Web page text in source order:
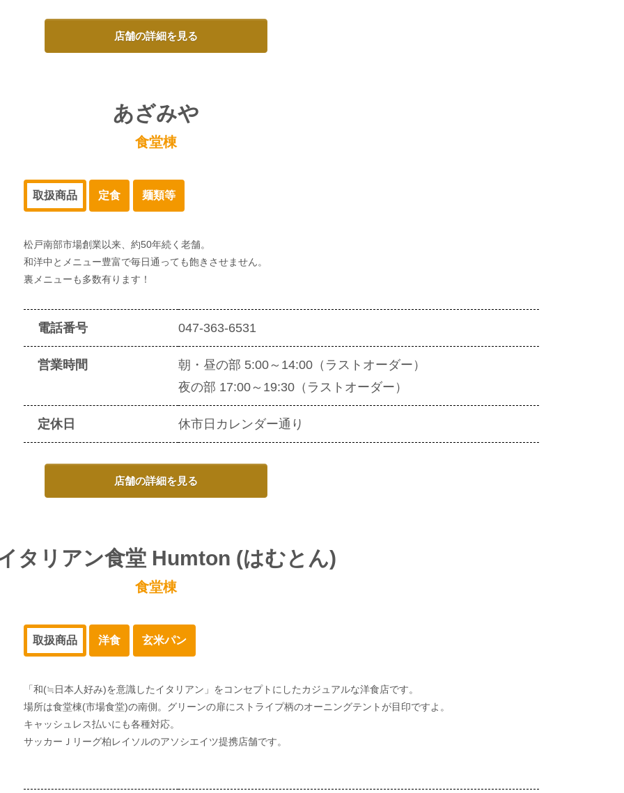
店舗の詳細を見る
あざみや
食堂棟
取扱商品 定食 麺類等
松戸南部市場創業以来、約50年続く老舗。
和洋中とメニュー豊富で毎日通っても飽きさせません。
裏メニューも多数有ります！
電話番号 047-363-6531
営業時間
朝・昼の部 5:00～14:00（ラストオーダー）
夜の部 17:00～19:30（ラストオーダー）
定休日 休市日カレンダー通り
店舗の詳細を見る
タリアン食堂 Humton (はむとん)
食堂棟
取扱商品 洋食 玄米パン
「和(≒日本人好み)を意識したイタリアン」をコンセプトにしたカジュアルな洋食店です。
場所は食堂棟(市場食堂)の南側。グリーンの扉にストライプ柄のオーニングテントが目印ですよ。
キャッシュレス払いにも各種対応。
サッカーＪリーグ柏レイソルのアソシエイツ提携店舗です。